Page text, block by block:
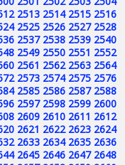
2513 2514 2515 2516
2525 2526 2527 2528
2537 2538 2539 2540
2549 2550 2551 2552
2561 2562 2563 2564
2573 2574 2575 2576
2585 2586 2587 2588
2597 2598 2599 2600
2609 2610 2611 2612
2621 2622 2623 2624
2633 2634 2635 2636
2645 2646 2647 2648